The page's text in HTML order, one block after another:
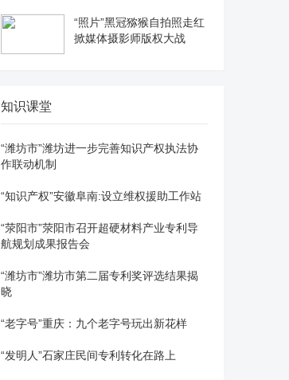
“照片”黑冠猕猴自拍照走红
掀媒体摄影师版权大战
知识课堂
“潍坊市”潍坊进一步完善知识产权执法协
作联动机制
“知识产权”安徽阜南:设立维权援助工作站
“荥阳市”荥阳市召开超硬材料产业专利导
航规划成果报告会
“潍坊市”潍坊市第二届专利奖评选结果揭
晓
“老字号”重庆：九个老字号玩出新花样
“发明人”石家庄民间专利转化在路上